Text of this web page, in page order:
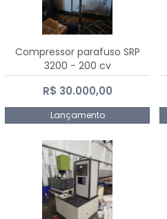
Compressor parafuso SRP
3200 - 200 cv
R$ 30.000,00
Lançamento